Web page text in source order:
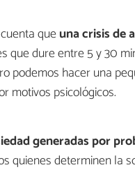
queuna crisis de
que dure entre 5 y 30
podemos hacer una
motivos psicológicos.
generadas por
quienes determinen la